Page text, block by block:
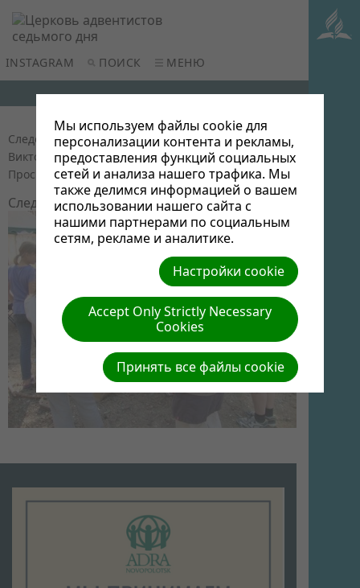
INSTAGRAM ПОИСК МЕНЮ
Следопытский пикник на о.Суя (2015)| Автор:
Виктор Админ | Размер (МБ): 0.1 |Скачать|
Просмотров: 0
Следующий »
Мы используем файлы cookie для
персонализации контента и рекламы,
предоставления функций социальных
сетей и анализа нашего трафика. Мы
также делимся информацией о вашем
использовании нашего сайта с
нашими партнерами по социальным
сетям, рекламе и аналитике.
Настройки cookie
Accept Only Strictly Necessary
Cookies
Принять все файлы cookie